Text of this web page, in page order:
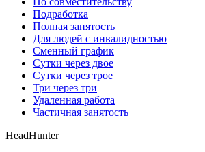
Подработка
Полная занятость
Для людей с инвалидностью
Сменный график
Сутки через двое
Сутки через трое
Три через три
Удаленная работа
Частичная занятость
HeadHunter